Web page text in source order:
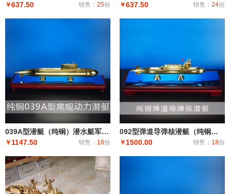
￥637.50 销售： 25份 ￥637.50 销售： 24份
039A型潜艇（纯铜）潜水艇军舰|潜水船|中型或小型（袖珍潜艇、潜水器）和水下自动机械装置
￥ 1147.50 销售： 18份
092型弹道导弹核潜艇（纯铜）潜艇潜水艇军舰|潜水船|中型或小型（袖珍潜艇、潜水器）和水下自动机械装
￥ 1500.00 销售： 18份